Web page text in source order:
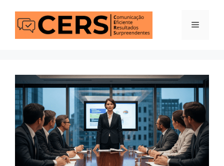
para
Menu